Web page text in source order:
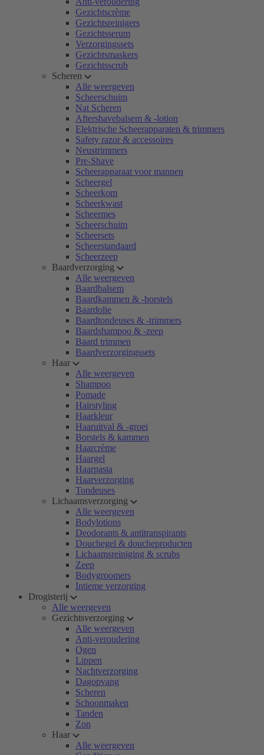
Gezichtscrème
Gezichtsreinigers
Gezichtsserum
Verzorgingssets
Gezichtsmaskers
Gezichtsscrub
Scheren
Alle weergeven
Scheerschuim
Nat Scheren
Aftershavebalsem & -lotion
Elektrische Scheerapparaten & trimmers
Safety razor & accessoires
Neustrimmers
Pre-Shave
Scheerapparaat voor mannen
Scheergel
Scheerkom
Scheerkwast
Scheermes
Scheerschuim
Scheersets
Scheerstandaard
Scheerzeep
Baardverzorging
Alle weergeven
Baardbalsem
Baardkammen & -borstels
Baardolie
Baardtondeuses & -trimmers
Baardshampoo & -zeep
Baard trimmen
Baardverzorgingssets
Haar
Alle weergeven
Shampoo
Pomade
Hairstyling
Haarkleur
Haaruitval & -groei
Borstels & kammen
Haarcrème
Haargel
Haarpasta
Haarverzorging
Tondeuses
Lichaamsverzorging
Alle weergeven
Bodylotions
Deodorants & antitranspirants
Douchegel & doucheproducten
Lichaamsreiniging & scrubs
Zeep
Bodygroomers
Intieme verzorging
Drogisterij
Alle weergeven
Gezichtsverzorging
Alle weergeven
Anti-veroudering
Ogen
Lippen
Nachtverzorging
Dagopvang
Scheren
Schoonmaken
Tanden
Zon
Haar
Alle weergeven